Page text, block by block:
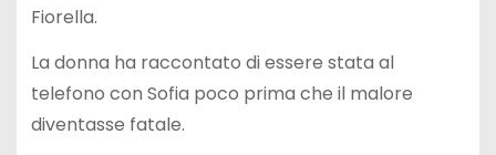
Fiorella.
La donna ha raccontato di essere stata al
telefono con Sofia poco prima che il malore
diventasse fatale.